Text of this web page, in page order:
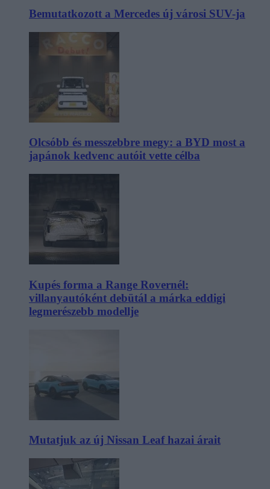
Bemutatkozott a Mercedes új városi SUV-ja
Olcsóbb és messzebbre megy: a BYD most a
japánok kedvenc autóit vette célba
Kupés forma a Range Rovernél:
villanyautóként debütál a márka eddigi
legmerészebb modellje
Mutatjuk az új Nissan Leaf hazai árait